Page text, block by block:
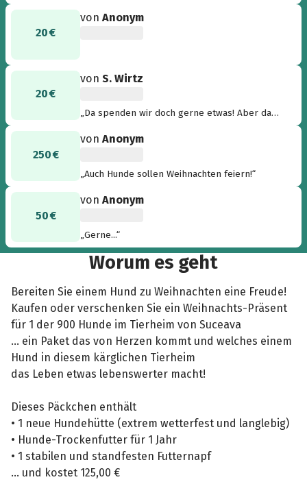
20 €
vonAnonym
20 €
vonS. Wirtz
„Da spenden wir doch gerne etwas! Aber da
bekommen, muss unser Geld erst einmal ins
Aber ein kleiner Schritt ist es auch, hoffe ich. “
250 €
vonAnonym
„Auch Hunde sollen Weihnachten feiern!“
50 €
vonAnonym
„Gerne...“
Worum es geht
Bereiten Sie einem Hund zu Weihnachten eine Freude!
Kaufen oder verschenken Sie ein Weihnachts-Präsent
für 1 der 900 Hunde im Tierheim von Suceava
… ein Paket das von Herzen kommt und welches einem
Hund in diesem kärglichen Tierheim
das Leben etwas lebenswerter macht!
Dieses Päckchen enthält
• 1 neue Hundehütte (extrem wetterfest und langlebig)
• Hunde-Trockenfutter für 1 Jahr
• 1 stabilen und standfesten Futternapf
… und kostet 125,00 €